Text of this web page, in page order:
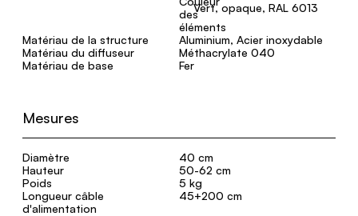
Vert, opaque, RAL 6013
Matériau de la structure
Aluminium, Acier inoxydable
Matériau du diffuseur
Méthacrylate 040
Matériau de base
Fer
Mesures
Diamètre
40 cm
Hauteur
50-62 cm
Poids
5 kg
Longueur câble
d'alimentation
45+200 cm